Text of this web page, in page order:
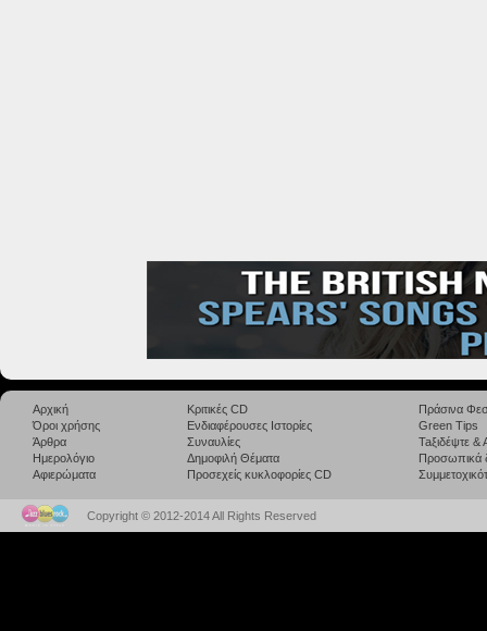
Αρχική
Όροι χρήσης
Άρθρα
Ημερολόγιο
Αφιερώματα
Κριτικές CD
Ενδιαφέρουσες Ιστορίες
Συναυλίες
Δημοφιλή Θέματα
Προσεχείς κυκλοφορίες CD
Πράσινα
Green Tips
Taξιδέψτε
Προσωπικά
Copyright © 2012-2014 All Rights Reserved